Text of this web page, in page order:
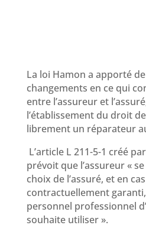
La loi Hamon a apporté
changements en ce qui
entre l’assureur et
l’établissement du droit
librement un réparateur
L’article L 211-5-1 créé
prévoit que l’assureur «
choix de l’assuré, et en
contractuellement
personnel professionnel
souhaite utiliser ».